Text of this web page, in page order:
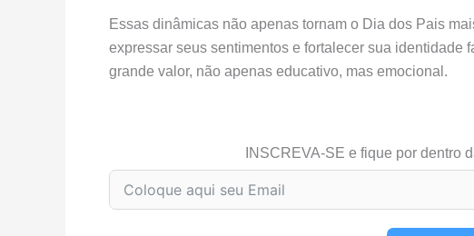
Essas dinâmicas não apenas tornam o Dia dos Pais
expressar seus sentimentos e fortalecer sua identidade
grande valor, não apenas educativo, mas emocional.
INSCREVA-SE e fique por dentro